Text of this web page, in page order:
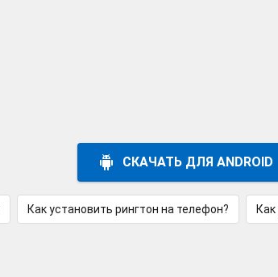
СКАЧАТЬ ДЛЯ ANDROID
Как установить рингтон на телефон?